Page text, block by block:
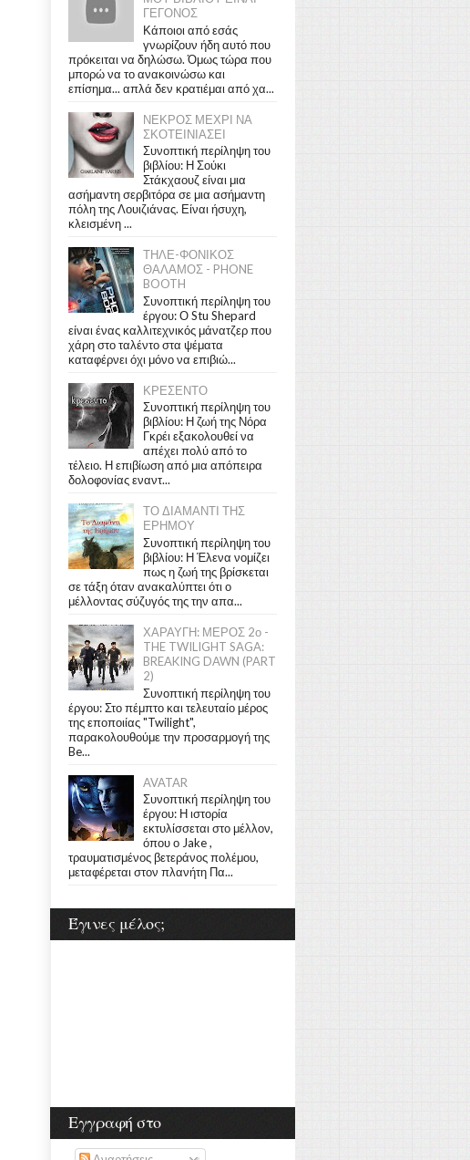
ΓΕΓΟΝΟΣ
Κάποιοι από εσάς
γνωρίζουν ήδη αυτό που
πρόκειται να δηλώσω. Όμως τώρα που
μπορώ να το ανακοινώσω και
επίσημα... απλά δεν κρατιέμαι από χα...
ΝΕΚΡΟΣ ΜΕΧΡΙ ΝΑ
ΣΚΟΤΕΙΝΙΑΣΕΙ
Συνοπτική περίληψη του
βιβλίου: Η Σούκι
Στάκχαουζ είναι μια
ασήμαντη σερβιτόρα σε μια ασήμαντη
πόλη της Λουιζιάνας. Είναι ήσυχη,
κλεισμένη ...
ΤΗΛΕ-ΦΟΝΙΚΟΣ
ΘΑΛΑΜΟΣ - PHONE
BOOTH
Συνοπτική περίληψη του
έργου: Ο Stu Shepard
είναι ένας καλλιτεχνικός μάνατζερ που
χάρη στο ταλέντο στα ψέματα
καταφέρνει όχι μόνο να επιβιώ...
ΚΡΕΣΕΝΤΟ
Συνοπτική περίληψη του
βιβλίου: Η ζωή της Νόρα
Γκρέι εξακολουθεί να
απέχει πολύ από το
τέλειο. Η επιβίωση από μια απόπειρα
δολοφονίας εναντ...
ΤΟ ΔΙΑΜΑΝΤΙ ΤΗΣ
ΕΡΗΜΟΥ
Συνοπτική περίληψη του
βιβλίου: Η Έλενα νομίζει
πως η ζωή της βρίσκεται
σε τάξη όταν ανακαλύπτει ότι ο
μέλλοντας σύζυγός της την απα...
ΧΑΡΑΥΓΗ: ΜΕΡΟΣ 2ο -
THE TWILIGHT SAGA:
BREAKING DAWN (PART
2)
Συνοπτική περίληψη του
έργου: Στο πέμπτο και τελευταίο μέρος
της εποποιίας "Twilight",
παρακολουθούμε την προσαρμογή της
Be...
AVATAR
Συνοπτική περίληψη του
έργου: Η ιστορία
εκτυλίσσεται στο μέλλον,
όπου ο Jake ,
τραυματισμένος βετεράνος πολέμου,
μεταφέρεται στον πλανήτη Πα...
Έγινες μέλος;
Εγγραφή στο